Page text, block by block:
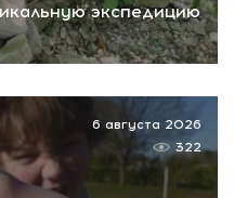
экспедицию
6 августа 2026
322